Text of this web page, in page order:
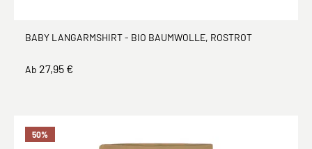
BABY LANGARMSHIRT - BIO BAUMWOLLE, ROSTROT
Ab 27,95 €
50%